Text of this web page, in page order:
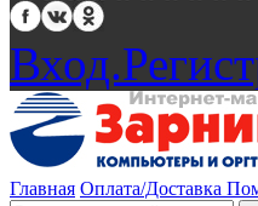
Вход.
Главная Оплата/Доставка